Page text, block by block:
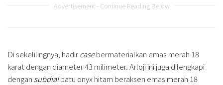
Advertisement - Continue Reading Below
Di sekelilingnya, hadircasebermaterialkan emas merah 18
karat dengan diameter 43 milimeter. Arloji ini juga dilengkapi
dengan subdialbatu onyx hitam beraksen emas merah 18